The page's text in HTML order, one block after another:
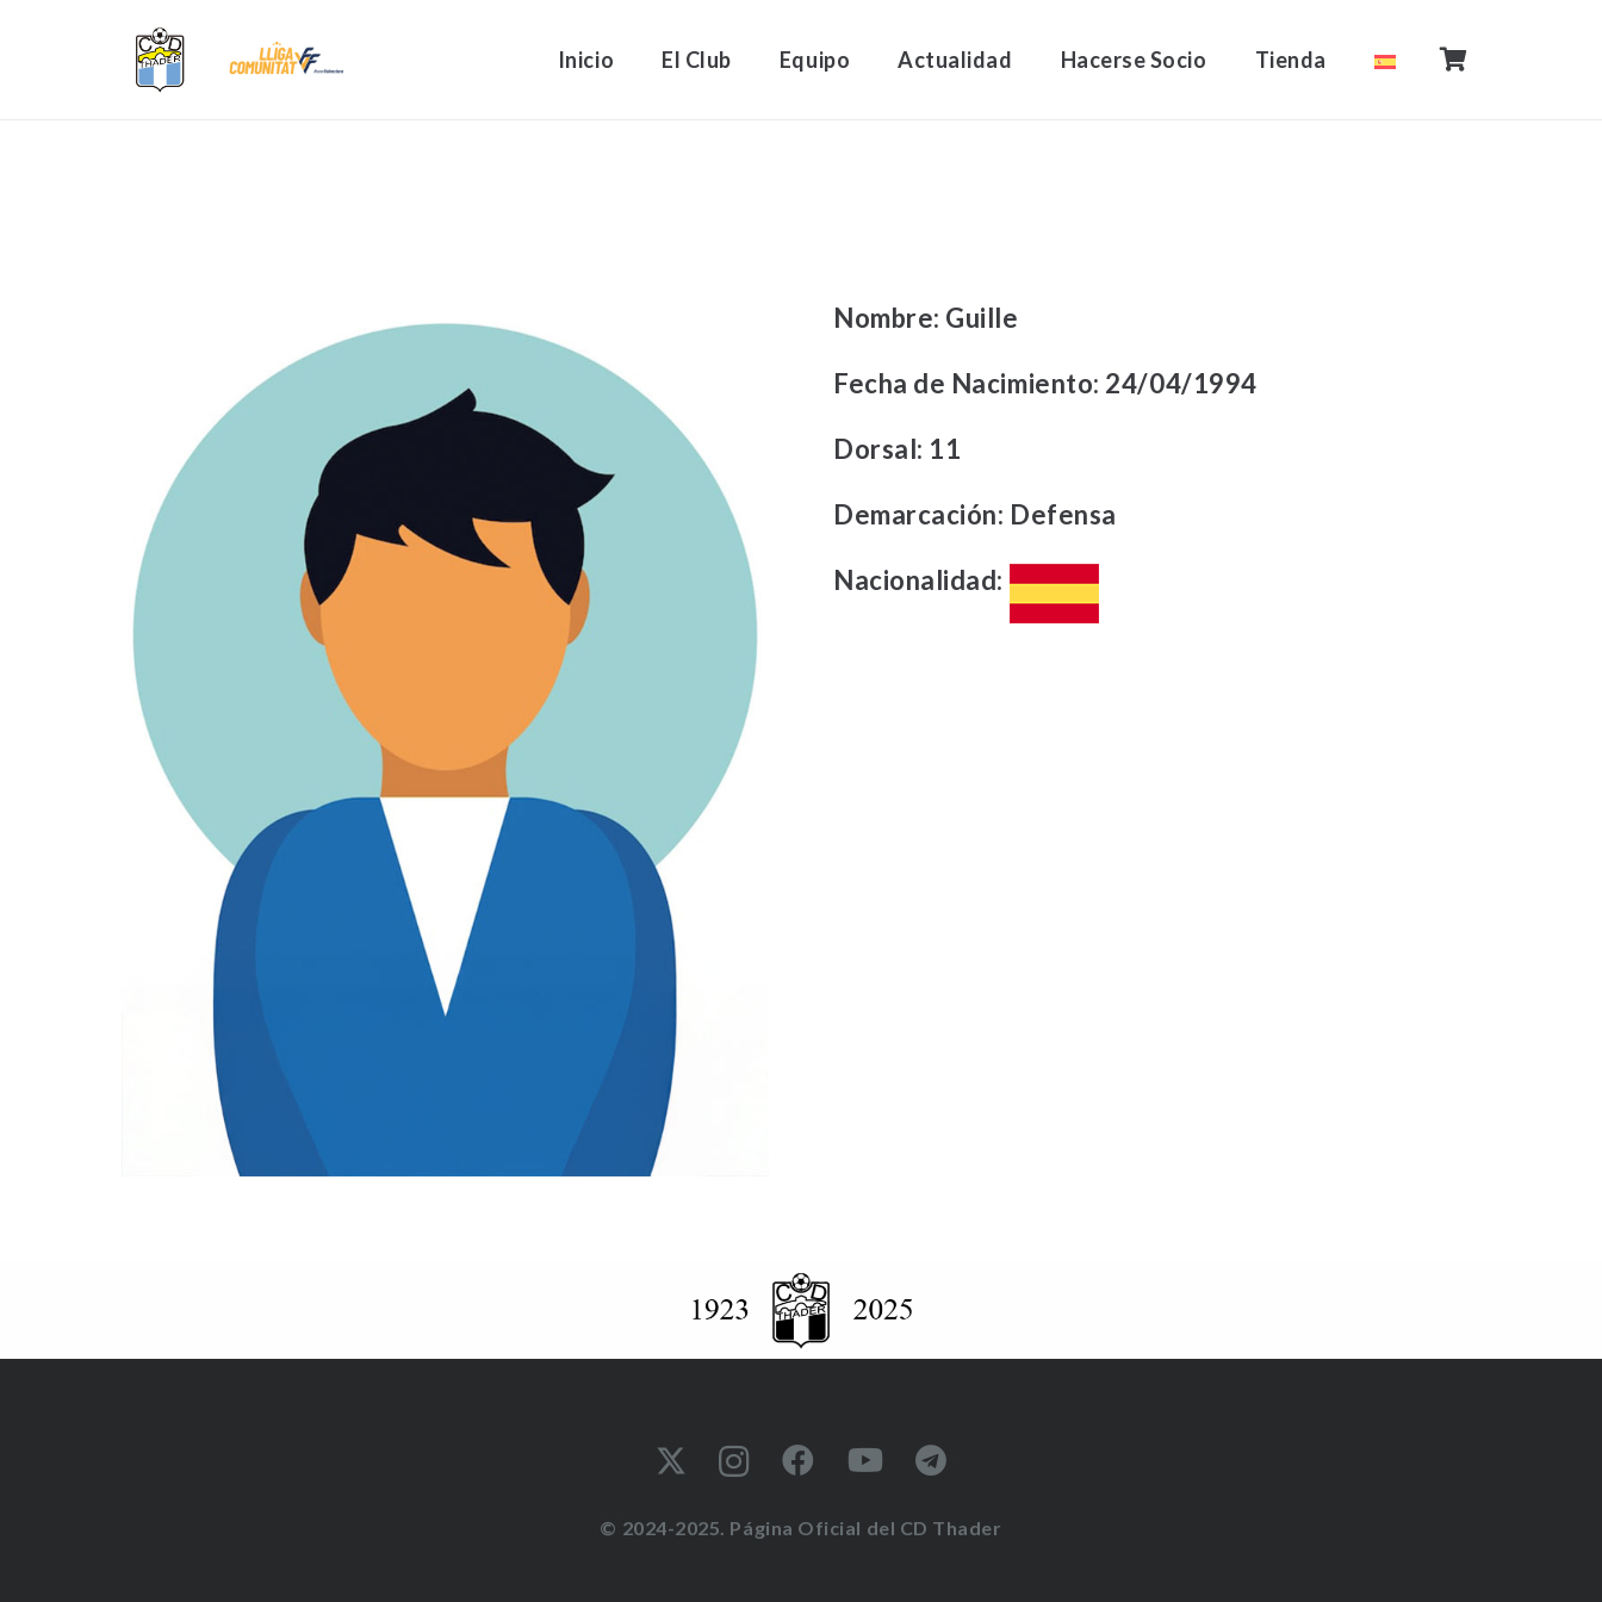
Inicio El Club Equipo Actualidad Hacerse Socio Tienda
Nombre: Guille
Fecha de Nacimiento: 24/04/1994
Dorsal: 11
Demarcación: Defensa
Nacionalidad:
© 2024-2025. Página Oficial del CD Thader